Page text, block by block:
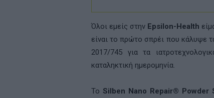
Όλοι εμείς στην Epsilon-Health
είναι το πρώτο σπρέι που κάλυψε
2017/745 για τα
καταληκτική ημερομηνία.
Το Silben Nano Repair® Powder